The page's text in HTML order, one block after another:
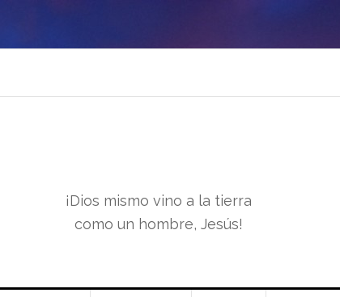
¡Dios mismo vino a la tierra
como un hombre, Jesús!